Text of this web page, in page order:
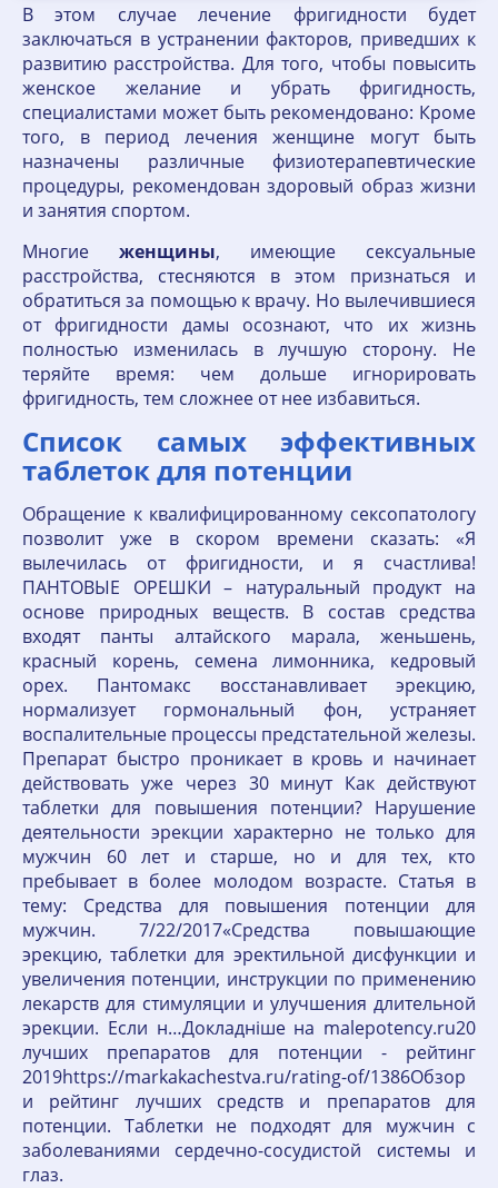
В этом случае лечение фригидности будет
заключаться в устранении факторов, приведших к
развитию расстройства. Для того, чтобы повысить
женское желание и убрать фригидность,
специалистами может быть рекомендовано: Кроме
того, в период лечения женщине могут быть
назначены различные физиотерапевтические
процедуры, рекомендован здоровый образ жизни
и занятия спортом.
Многие женщины, имеющие сексуальные
расстройства, стесняются в этом признаться и
обратиться за помощью к врачу. Но вылечившиеся
от фригидности дамы осознают, что их жизнь
полностью изменилась в лучшую сторону. Не
теряйте время: чем дольше игнорировать
фригидность, тем сложнее от нее избавиться.
Список самых эффективных
таблеток для потенции
Обращение к квалифицированному сексопатологу
позволит уже в скором времени сказать: «Я
вылечилась от фригидности, и я счастлива!
ПАНТОВЫЕ ОРЕШКИ – натуральный продукт на
основе природных веществ. В состав средства
входят панты алтайского марала, женьшень,
красный корень, семена лимонника, кедровый
орех. Пантомакс восстанавливает эрекцию,
нормализует гормональный фон, устраняет
воспалительные процессы предстательной железы.
Препарат быстро проникает в кровь и начинает
действовать уже через 30 минут Как действуют
таблетки для повышения потенции? Нарушение
деятельности эрекции характерно не только для
мужчин 60 лет и старше, но и для тех, кто
пребывает в более молодом возрасте. Статья в
тему: Средства для повышения потенции для
мужчин. 7/22/2017«Средства повышающие
эрекцию, таблетки для эректильной дисфункции и
увеличения потенции, инструкции по применению
лекарств для стимуляции и улучшения длительной
эрекции. Если н…Докладніше на malepotency.ru20
лучших препаратов для потенции - рейтинг
2019https://markakachestva.ru/rating-of/1386Обзор
и рейтинг лучших средств и препаратов для
потенции. Таблетки не подходят для мужчин с
заболеваниями сердечно-сосудистой системы и
глаз.